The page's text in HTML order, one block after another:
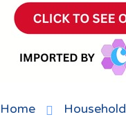
Home Household